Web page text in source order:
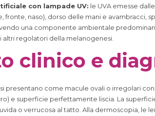
con lampade UV: le UVA emesse
fronte, naso), dorso delle mani e avambracci,
una componente ambientale
altri regolatori della melanogenesi.
clinico e
si presentano come macule ovali o irregolari
e superficie perfettamente liscia. La
o verrucosa al tatto. Alla dermoscopia, le